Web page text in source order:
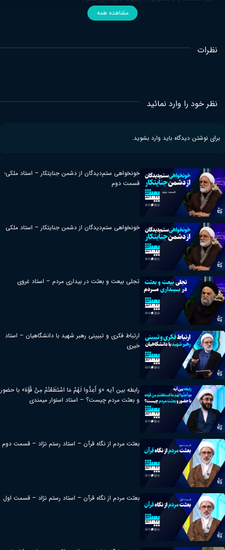
مشاهده همه
نظرات
نظر خود را وارد نمائید
برای نوشتن دیدگاه باید وارد بشوید.
خونخواهی ستم‌دیدگان از دشمن جنایتکار – استاد ملکی-
قسمت دوم
خونخواهی ستم‌دیدگان از دشمن جنایتکار – استاد ملکی
تجلی بیعت و بعثت در بیداری مردم – استاد غروی
ارتباط فکری و تبیینی رهبر شهید با دانشگاهیان – استاد
خیری
رابطه بین آیه «وَ أَعِدُّوا لَهُمْ مَا اسْتَطَعْتُمْ مِنْ قُوَّة» با حضور
و بعثت مردم چیست؟ – استاد استوار میمندی
بعثت مردم از نگاه قرآن – استاد رستم نژاد – قسمت دوم
بعثت مردم از نگاه قرآن – استاد رستم نژاد – قسمت اول